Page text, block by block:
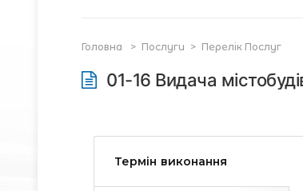
Головна > Послуги > Перелік Послуг
01-16 Видача
Термін виконання